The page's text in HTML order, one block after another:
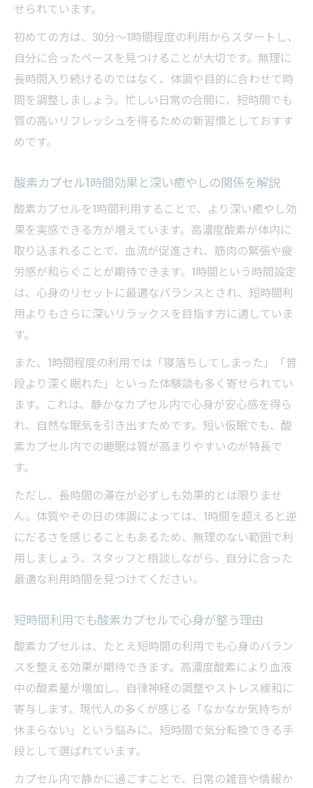
せられています。
初めての方は、30分〜1時間程度の利用からスタートし、
自分に合ったペースを見つけることが大切です。無理に
長時間入り続けるのではなく、体調や目的に合わせて時
間を調整しましょう。忙しい日常の合間に、短時間でも
質の高いリフレッシュを得るための新習慣としておすす
めです。
酸素カプセル1時間効果と深い癒やしの関係を解説
酸素カプセルを1時間利用することで、より深い癒やし効
果を実感できる方が増えています。高濃度酸素が体内に
取り込まれることで、血流が促進され、筋肉の緊張や疲
労感が和らぐことが期待できます。1時間という時間設定
は、心身のリセットに最適なバランスとされ、短時間利
用よりもさらに深いリラックスを目指す方に適していま
す。
また、1時間程度の利用では「寝落ちしてしまった」「普
段より深く眠れた」といった体験談も多く寄せられてい
ます。これは、静かなカプセル内で心身が安心感を得ら
れ、自然な眠気を引き出すためです。短い仮眠でも、酸
素カプセル内での睡眠は質が高まりやすいのが特長で
す。
ただし、長時間の滞在が必ずしも効果的とは限りませ
ん。体質やその日の体調によっては、1時間を超えると逆
にだるさを感じることもあるため、無理のない範囲で利
用しましょう。スタッフと相談しながら、自分に合った
最適な利用時間を見つけてください。
短時間利用でも酸素カプセルで心身が整う理由
酸素カプセルは、たとえ短時間の利用でも心身のバラン
スを整える効果が期待できます。高濃度酸素により血液
中の酸素量が増加し、自律神経の調整やストレス緩和に
寄与します。現代人の多くが感じる「なかなか気持ちが
休まらない」という悩みに、短時間で気分転換できる手
段として選ばれています。
カプセル内で静かに過ごすことで、日常の雑音や情報か